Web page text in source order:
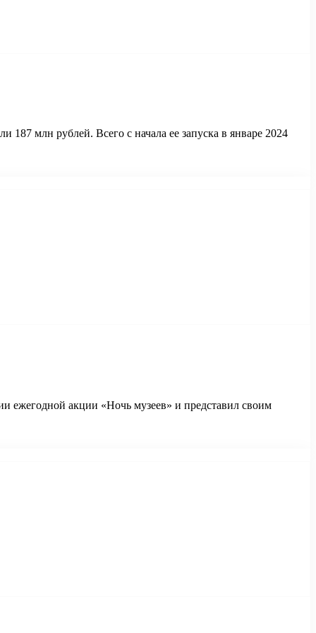
млн рублей. Всего с начала ее запуска в январе 2024
ежегодной акции «Ночь музеев» и представил своим